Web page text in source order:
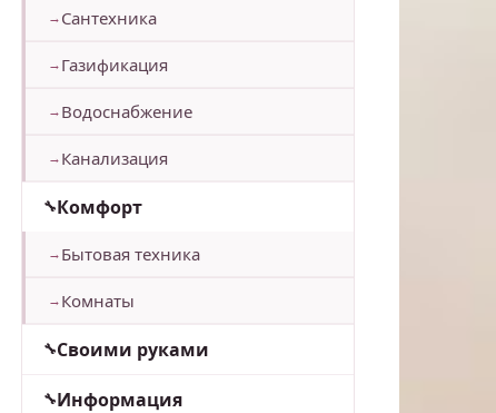
Сантехника
Газификация
Водоснабжение
Канализация
Комфорт
Бытовая техника
Комнаты
Своими руками
Информация